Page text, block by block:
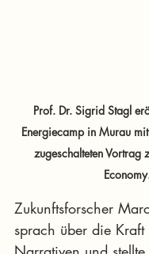
Prof. Dr. Sigrid Stagl
Energiecamp in Murau
zugeschalteten Vortrag
Zukunftsforscher
sprach über die Kraft